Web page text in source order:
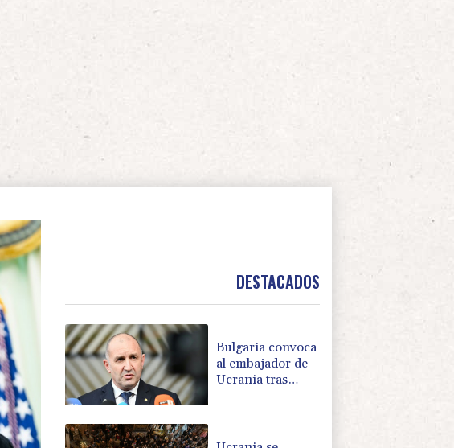
DESTACADOS
Bulgaria convoca
al embajador de
Ucrania tras